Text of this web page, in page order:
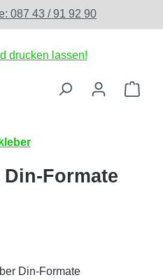
087 43 / 91 92 90
Formate